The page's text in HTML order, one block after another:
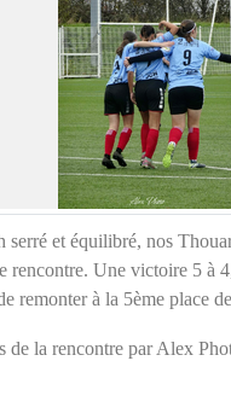
serré et équilibré, nos
rencontre. Une victoire 5 à
remonter à la 5ème place
de la rencontre par Alex